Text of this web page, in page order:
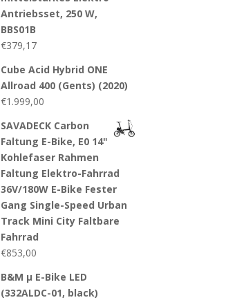
Antriebsset, 250 W,
BBS01B
€379,17
Cube Acid Hybrid ONE
Allroad 400 (Gents) (2020)
€1.999,00
SAVADECK Carbon
Faltung E-Bike, E0 14"
Kohlefaser Rahmen
Faltung Elektro-Fahrrad
36V/180W E-Bike Fester
Gang Single-Speed Urban
Track Mini City Faltbare
Fahrrad
€853,00
B&M µ E-Bike LED
(332ALDC-01, black)